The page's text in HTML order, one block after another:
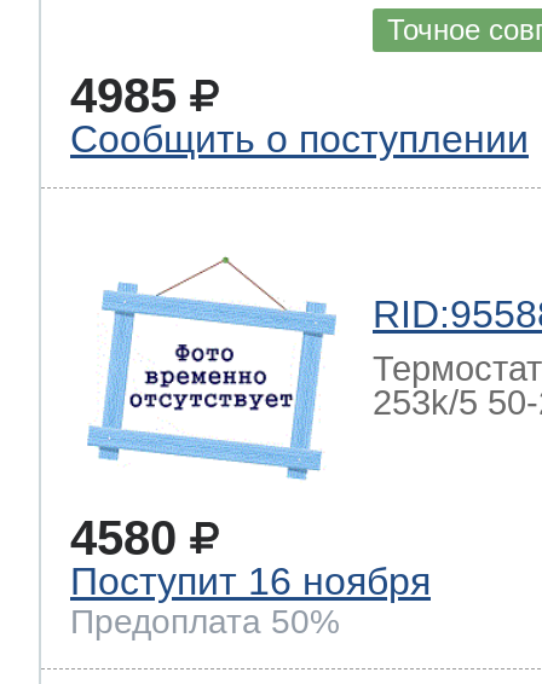
Точное
4985
Сообщить о поступлении
253k/5
4580
Поступит 16 ноября
Предоплата 50%